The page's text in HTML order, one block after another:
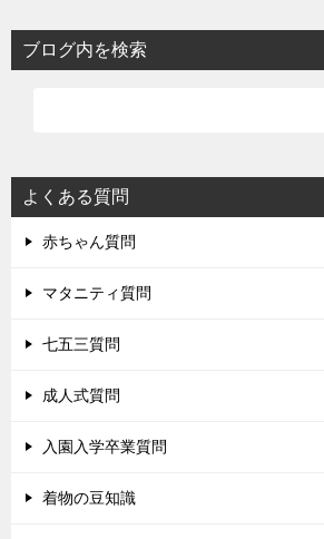
ブログ内を検索
よくある質問
赤ちゃん質問
マタニティ質問
七五三質問
成人式質問
入園入学卒業質問
着物の豆知識